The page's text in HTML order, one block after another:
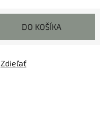
DO KOŠÍKA
Zdieľať